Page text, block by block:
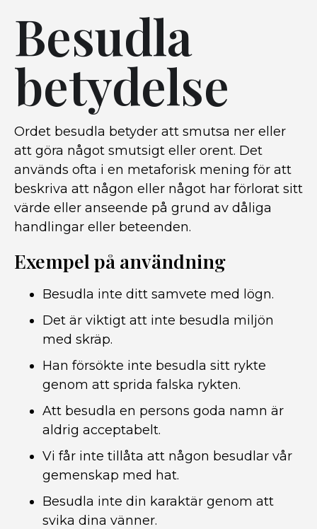
Besudla
betydelse
Ordet besudla betyder att smutsa ner eller
att göra något smutsigt eller orent. Det
används ofta i en metaforisk mening för att
beskriva att någon eller något har förlorat sitt
värde eller anseende på grund av dåliga
handlingar eller beteenden.
Exempel på användning
Besudla inte ditt samvete med lögn.
Det är viktigt att inte besudla miljön
med skräp.
Han försökte inte besudla sitt rykte
genom att sprida falska rykten.
Att besudla en persons goda namn är
aldrig acceptabelt.
Vi får inte tillåta att någon besudlar vår
gemenskap med hat.
Besudla inte din karaktär genom att
svika dina vänner.